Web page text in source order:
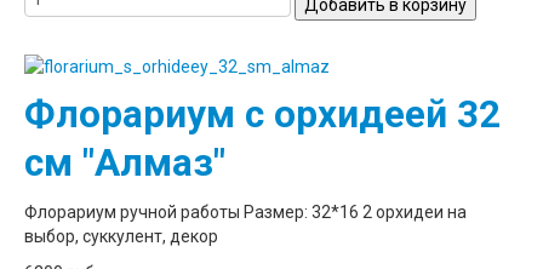
Флорариум с орхидеей 32
см "Алмаз"
Флорариум ручной работы Размер: 32*16 2 орхидеи на
выбор, суккулент, декор